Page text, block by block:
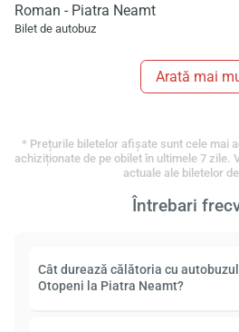
Roman - Piatra Neamt
Bilet de autobuz
Arată mai
* Prețurile biletelor afișate sunt cele mai
achiziționate de pe obilet în ultimele 7 zile.
actuale ale biletelor
Întrebari
Cât durează călătoria cu
Otopeni la Piatra Neamt?